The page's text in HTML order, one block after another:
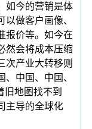
今的营销是体
做客户画像、
报价等。如今在
然会将成本压缩
次产业大转移则
中国、中国、
旧地图找不到
主导的全球化